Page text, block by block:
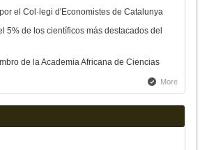
el Col·legi d'Economistes de Catalunya
5% de los científicos más destacados del
de la Academia Africana de Ciencias
More